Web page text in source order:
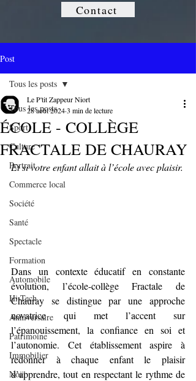
Contact
Post
Tous les posts
Sport
Culture
Portrait
Commerce local
Société
Santé
Spectacle
Formation
Automobile
Hi-Tech
Anniversaire
Patrimoine
Immobilier
Noël
Tous les posts
ÉCOLE - COLLÈGE
FRACTALE DE CHAURAY
Le P'tit Zappeur Niort
28 août 20243 min de lecture
Et si votre enfant allait à l’école avec plaisir.
Dans un contexte éducatif en constante
évolution, l’école-collège Fractale de
Chauray se distingue par une approche
novatrice qui met l’accent sur
l’épanouissement, la confiance en soi et
l’autonomie. Cet établissement aspire à
redonner à chaque enfant le plaisir
d’apprendre, tout en respectant le rythme de